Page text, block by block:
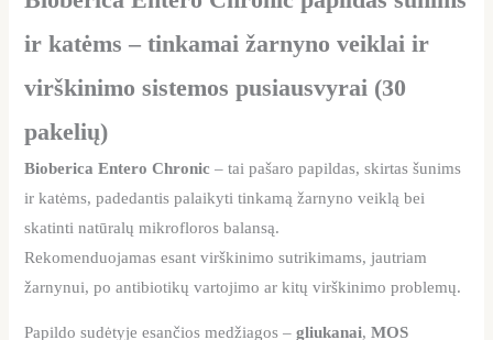
ir katėms – tinkamai žarnyno veiklai ir
virškinimo sistemos pusiausvyrai (30
pakelių)
Bioberica Entero Chronic – tai pašaro papildas, skirtas šunims
ir katėms, padedantis palaikyti tinkamą žarnyno veiklą bei
skatinti natūralų mikrofloros balansą.
Rekomenduojamas esant virškinimo sutrikimams, jautriam
žarnynui, po antibiotikų vartojimo ar kitų virškinimo problemų.
Papildo sudėtyje esančios medžiagos –gliukanai,MOS